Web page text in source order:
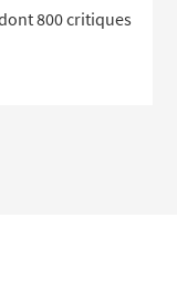
800 critiques